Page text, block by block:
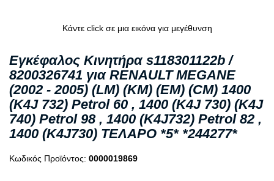
Κάντε click σε μια εικόνα για μεγέθυνση
Εγκέφαλος Κινητήρα s118301122b /
8200326741 για RENAULT MEGANE
(2002 - 2005) (LM) (KM) (EM) (CM) 1400
(K4J 732) Petrol 60 , 1400 (K4J 730) (K4J
740) Petrol 98 , 1400 (K4J732) Petrol 82 ,
1400 (K4J730) ΤΕΛΑΡΟ *5* *244277*
Κωδικός Προϊόντος: 0000019869